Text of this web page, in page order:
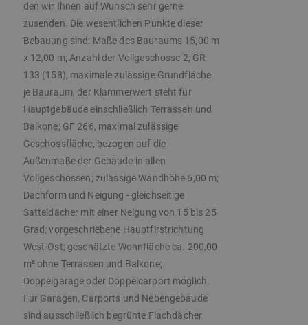
den wir Ihnen auf Wunsch sehr gerne
zusenden. Die wesentlichen Punkte dieser
Bebauung sind: Maße des Bauraums 15,00 m
x 12,00 m; Anzahl der Vollgeschosse 2; GR
133 (158), maximale zulässige Grundfläche
je Bauraum, der Klammerwert steht für
Hauptgebäude einschließlich Terrassen und
Balkone; GF 266, maximal zulässige
Geschossfläche, bezogen auf die
Außenmaße der Gebäude in allen
Vollgeschossen; zulässige Wandhöhe 6,00 m;
Dachform und Neigung - gleichseitige
Satteldächer mit einer Neigung von 15 bis 25
Grad; vorgeschriebene Hauptfirstrichtung
West-Ost; geschätzte Wohnfläche ca. 200,00
m² ohne Terrassen und Balkone;
Doppelgarage oder Doppelcarport möglich.
Für Garagen, Carports und Nebengebäude
sind ausschließlich begrünte Flachdächer